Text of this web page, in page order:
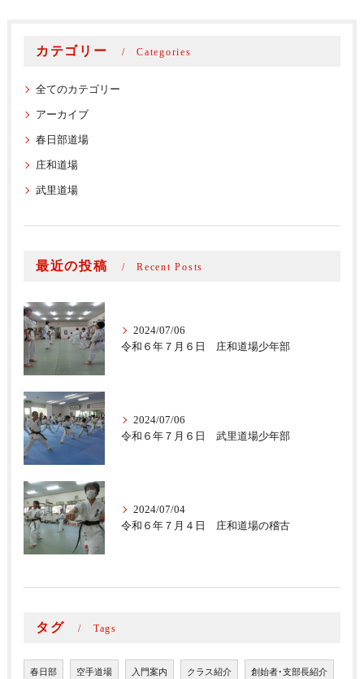
カテゴリー Categories
全てのカテゴリー
アーカイブ
春日部道場
庄和道場
武里道場
最近の投稿 Recent Posts
2024/07/06
令和６年７月６日 庄和道場少年部
2024/07/06
令和６年７月６日 武里道場少年部
2024/07/04
令和６年７月４日 庄和道場の稽古
タグ Tags
春日部 空手道場 入門案内 クラス紹介 創始者･支部長紹介